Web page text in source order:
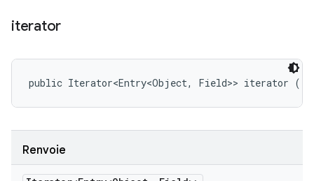
iterator
public Iterator<Entry<Object, Field>> iterator ()
Renvoie